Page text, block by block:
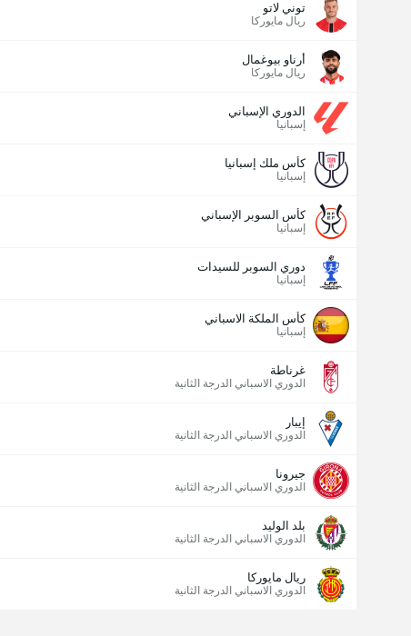
توني لاتو
ريال مايوركا
أرناو بيوغمال
ريال مايوركا
الدوري الإسباني
إسبانيا
كأس ملك إسبانيا
إسبانيا
كأس السوبر الإسباني
إسبانيا
دوري السوبر للسيدات
إسبانيا
كأس الملكة الاسباني
إسبانيا
غرناطة
الدوري الاسباني الدرجة الثانية
إيبار
الدوري الاسباني الدرجة الثانية
جيرونا
الدوري الاسباني الدرجة الثانية
بلد الوليد
الدوري الاسباني الدرجة الثانية
ريال مايوركا
الدوري الاسباني الدرجة الثانية